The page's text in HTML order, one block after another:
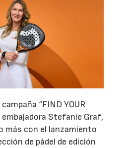
“FIND YOUR
embajadora Stefanie Graf,
más con el lanzamiento
de pádel de edición